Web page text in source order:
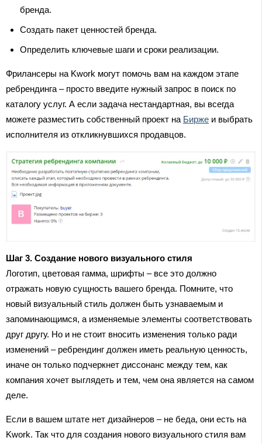
бренда.
Создать пакет ценностей бренда.
Определить ключевые шаги и сроки реализации.
Фрилансеры на Kwork могут помочь вам на каждом этапе
ребрендинга – просто введите нужный запрос в поиск по
каталогу услуг. А если задача нестандартная, вы всегда
можете разместить собственный проект на Бирже и выбрать
исполнителя из откликнувшихся продавцов.
Шаг 3. Создание нового визуального стиля
Логотип, цветовая гамма, шрифты – все это должно
отражать новую сущность вашего бренда. Помните, что
новый визуальный стиль должен быть узнаваемым и
запоминающимся, а изменяемые элементы соответствовать
друг другу. Но и не стоит вносить изменения только ради
изменений – ребрендинг должен иметь реальную ценность,
иначе он только подчеркнет диссонанс между тем, как
компания хочет выглядеть и тем, чем она является на самом
деле.
Если в вашем штате нет дизайнеров – не беда, они есть на
Kwork. Так что для создания нового визуального стиля вам